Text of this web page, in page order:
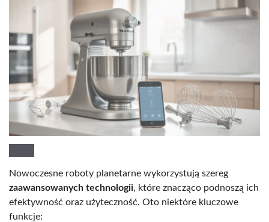
Nowoczesne roboty planetarne wykorzystują szereg
zaawansowanych technologii, które znacząco podnoszą ich
efektywność oraz użyteczność. Oto niektóre kluczowe
funkcje: